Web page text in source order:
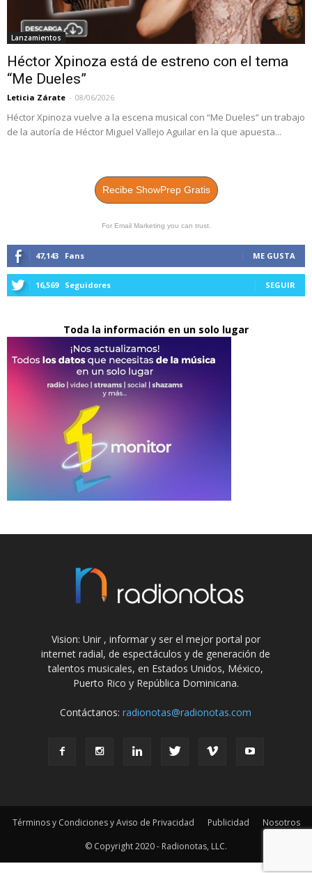
Lanzamientos
Héctor Xpinoza está de estreno con el tema
“Me Dueles”
Leticia Zárate - 08/06/2026
Héctor Xpinoza vuelve a la escena musical con “Me Dueles” un trabajo
de la autoría de Héctor Miguel Vallejo Aguilar en la que apuesta...
Recibe ShowPrep Gratis
For Email Marketing you can trust.
47,143 Fans ME GUSTA
16,569 Seguidores SEGUIR
Toda la información en un solo lugar
Vision: Unir , informar y ser el mejor portal por
internet radial, de espectáculos y de generación de
talentos musicales, en Estados Unidos, México,
Puerto Rico y República Dominicana.
Contáctanos:radionotas@radionotas.com
Términos y Condiciones y Aviso de Privacidad Publicidad
Nosotros
© Copyright 2020 - Radionotas, LLC.